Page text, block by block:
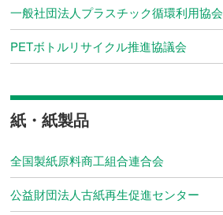
一般社団法人プラスチック循環利用協会
PETボトルリサイクル推進協議会
紙・紙製品
全国製紙原料商工組合連合会
公益財団法人古紙再生促進センター